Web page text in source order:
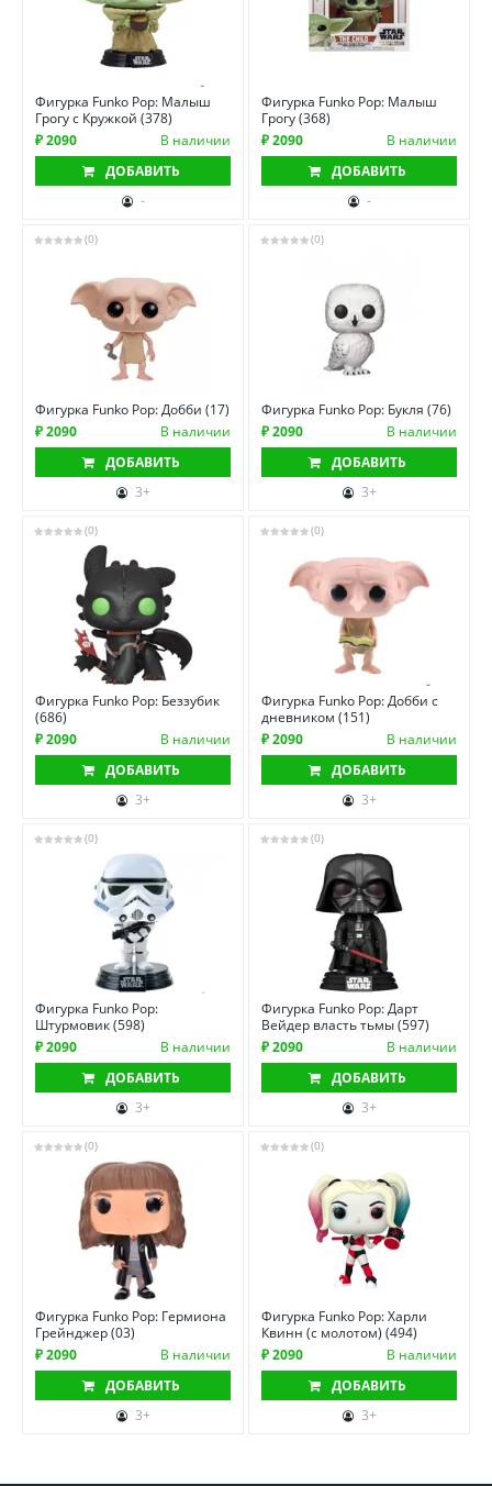
Фигурка Funko Pop: Малыш
Грогу с Кружкой (378)
₽ 2090
В наличии
ДОБАВИТЬ
-
Фигурка Funko Pop: Малыш
Грогу (368)
₽ 2090
В наличии
ДОБАВИТЬ
-
(0)
Фигурка Funko Pop: Добби (17)
₽ 2090
В наличии
ДОБАВИТЬ
3+
(0)
Фигурка Funko Pop: Букля (76)
₽ 2090
В наличии
ДОБАВИТЬ
3+
(0)
Фигурка Funko Pop: Беззубик
(686)
₽ 2090
В наличии
ДОБАВИТЬ
3+
(0)
Фигурка Funko Pop: Добби с
дневником (151)
₽ 2090
В наличии
ДОБАВИТЬ
3+
(0)
Фигурка Funko Pop:
Штурмовик (598)
₽ 2090
В наличии
ДОБАВИТЬ
3+
(0)
Фигурка Funko Pop: Дарт
Вейдер власть тьмы (597)
₽ 2090
В наличии
ДОБАВИТЬ
3+
(0)
Фигурка Funko Pop: Гермиона
Грейнджер (03)
₽ 2090
В наличии
ДОБАВИТЬ
3+
(0)
Фигурка Funko Pop: Харли
Квинн (с молотом) (494)
₽ 2090
В наличии
ДОБАВИТЬ
3+